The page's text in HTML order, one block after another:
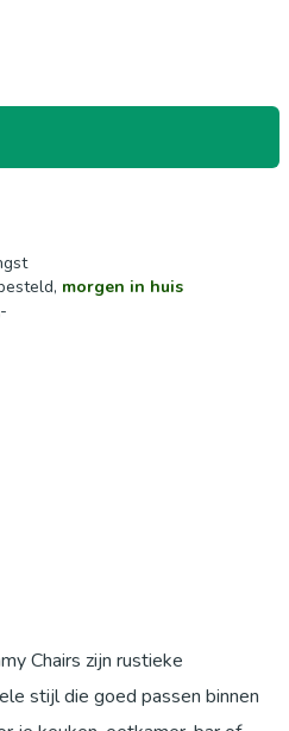
morgen in huis
Chairs zijn rustieke
stijl die goed passen binnen